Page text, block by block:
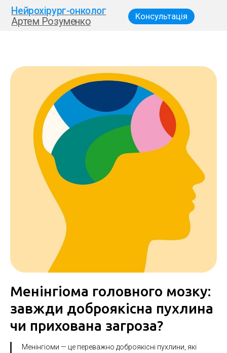
Нейрохірург-онколог
Артем Розуменко Консультація
Менінгіома головного мозку:
завжди доброякісна пухлина
чи прихована загроза?
Менінгіоми — це переважно доброякісні пухлини, які